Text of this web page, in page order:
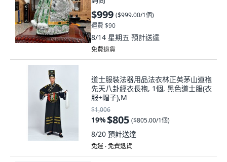
$999 ($999.00/1個)
運費 $90
8/14 星期五 預計送達
免費退貨
道士服裝法器用品法衣林正英茅山道袍
先天八卦經衣長袍, 1個, 黑色道士服(衣
服+帽子),M
$1,006
19%$805 ($805.00/1個)
8/20 預計送達
免運 ∙ 免費退貨